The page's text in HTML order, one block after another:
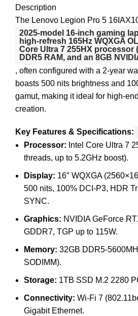
Description
The Lenovo Legion Pro 5
2025-model 16-inch gaming
high-refresh 165Hz WQXGA
Core Ultra 7 255HX processor
DDR5 RAM, and an 8GB
, often configured with a 2-year
boasts 500 nits brightness and
gamut, making it ideal for high-
creation.
Key Features & Specifications:
Processor: Intel Core Ultra 7
threads, up to 5.2GHz boost).
Display: 16″ WQXGA
500 nits, 100% DCI-P3, HDR
SYNC.
Graphics: NVIDIA GeForce
GDDR7, TGP up to 115W.
Memory: 32GB DDR5-
SODIMM).
Storage: 1TB SSD M.2 2280
Connectivity: Wi-Fi 7
Gigabit Ethernet.